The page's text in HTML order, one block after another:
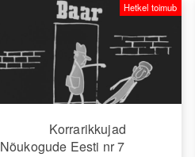
Korrarikkujad
Nõukogude Eesti nr 7
Hetkel toimub